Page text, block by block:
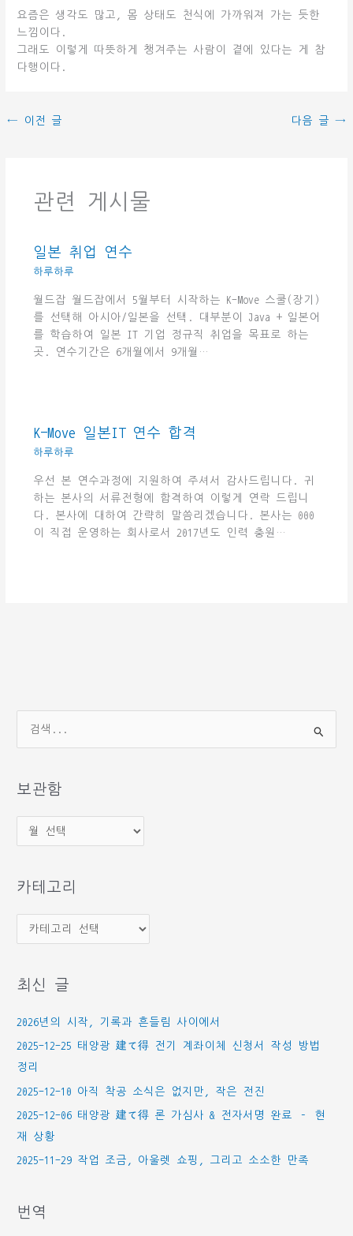
요즘은 생각도 많고, 몸 상태도 천식에 가까워져 가는 듯한
느낌이다.
그래도 이렇게 따뜻하게 챙겨주는 사람이 곁에 있다는 게 참
다행이다.
← 이전 글 다음 글 →
관련 게시물
일본 취업 연수
하루하루
월드잡 월드잡에서 5월부터 시작하는 K-Move 스쿨(장기)
를 선택해 아시아/일본을 선택. 대부분이 Java + 일본어
를 학습하여 일본 IT 기업 정규직 취업을 목표로 하는
곳. 연수기간은 6개월에서 9개월…
K-Move 일본IT 연수 합격
하루하루
우선 본 연수과정에 지원하여 주셔서 감사드립니다. 귀
하는 본사의 서류전형에 합격하여 이렇게 연락 드립니
다. 본사에 대하여 간략히 말씀리겠습니다. 본사는 000
이 직접 운영하는 회사로서 2017년도 인력 충원…
상
보관함
관
카테고리
테
리
최신 글
2026년의 시작, 기록과 흔들림 사이에서
2025-12-25 태양광 建て得 전기 계좌이체 신청서 작성 방법
정리
2025-12-10 아직 착공 소식은 없지만, 작은 전진
2025-12-06 태양광 建て得 론 가심사 & 전자서명 완료 – 현
재 상황
2025-11-29 작업 조금, 아울렛 쇼핑, 그리고 소소한 만족
번역